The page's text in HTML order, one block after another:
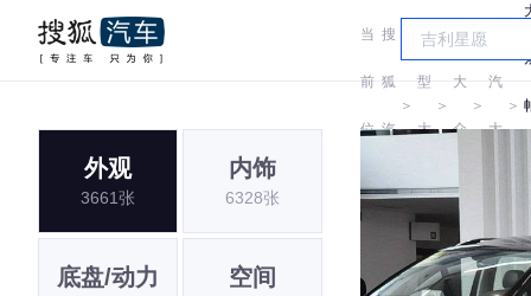
当
前
位
搜
狐
汽
＞
车
型
大
＞
大
众
＞
汽
大
＞
外观
3661张
内饰
6328张
底盘/动力 空间